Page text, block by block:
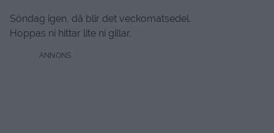
Söndag igen, då blir det veckomatsedel.
Hoppas ni hittar lite ni gillar.